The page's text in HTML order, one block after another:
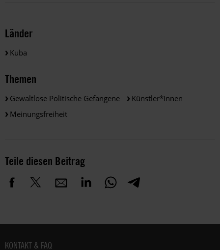
Länder
Kuba
Themen
Gewaltlose Politische Gefangene
Künstler*innen
Meinungsfreiheit
Teile diesen Beitrag
Fußbereich
KONTAKT & FAQ